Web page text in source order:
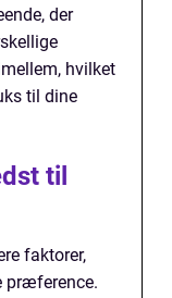
der
hvilket
til dine
til
faktorer,
præference.